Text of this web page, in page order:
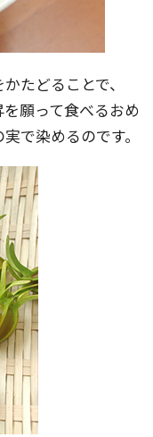
たどることで、
願って食べるおめ
で染めるのです。